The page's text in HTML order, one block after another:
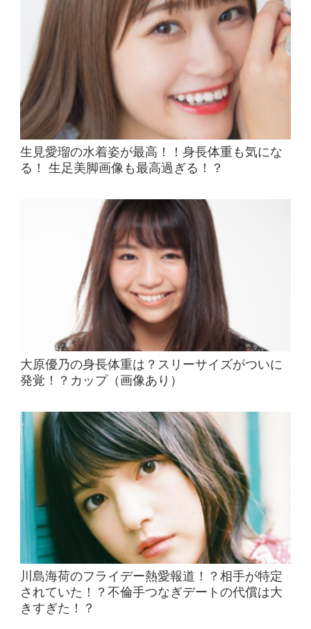
生見愛瑠の水着姿が最高！！身長体重も気にな
る！ 生足美脚画像も最高過ぎる！？
大原優乃の身長体重は？スリーサイズがついに
発覚！？カップ（画像あり）
川島海荷のフライデー熱愛報道！？相手が特定
されていた！？不倫手つなぎデートの代償は大
きすぎた！？